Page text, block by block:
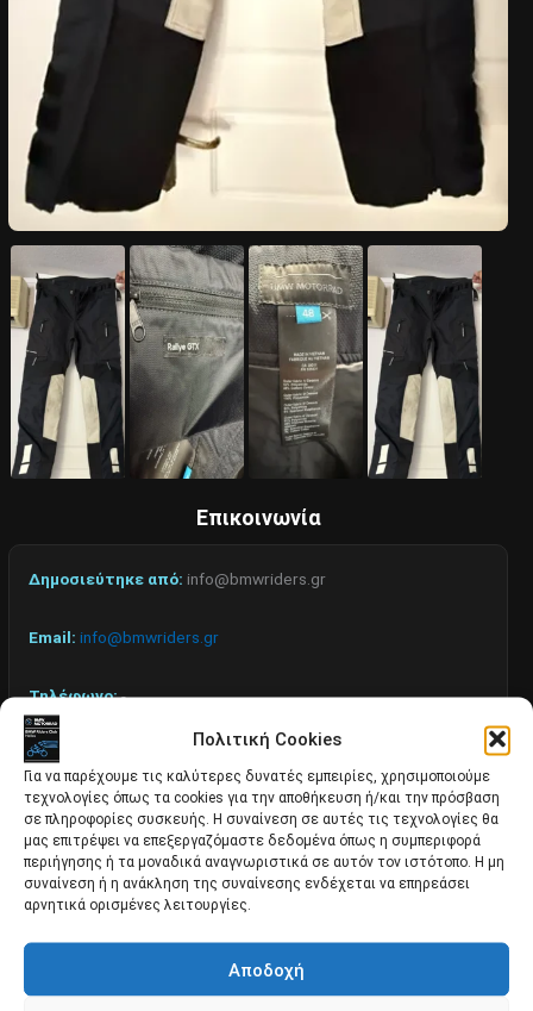
Πολιτική Cookies
Για να παρέχουμε τις καλύτερες δυνατές εμπειρίες, χρησιμοποιούμε
τεχνολογίες όπως τα cookies για την αποθήκευση ή/και την πρόσβαση
σε πληροφορίες συσκευής. Η συναίνεση σε αυτές τις τεχνολογίες θα
μας επιτρέψει να επεξεργαζόμαστε δεδομένα όπως η συμπεριφορά
περιήγησης ή τα μοναδικά αναγνωριστικά σε αυτόν τον ιστότοπο. Η μη
συναίνεση ή η ανάκληση της συναίνεσης ενδέχεται να επηρεάσει
αρνητικά ορισμένες λειτουργίες.
Αποδοχή
Επικοινωνία
Δημοσιεύτηκε από: info@bmwriders.gr
Email: info@bmwriders.gr
Τηλέφωνο:-
Ημ/νία Δημοσίευσης: 01/06/2025
Τιμή
500 €